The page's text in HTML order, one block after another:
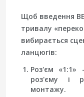
Щоб введення
тривалу
вибирається
ланцюгів:
Роз'єм «1:1»
роз'єму і
монтажу.